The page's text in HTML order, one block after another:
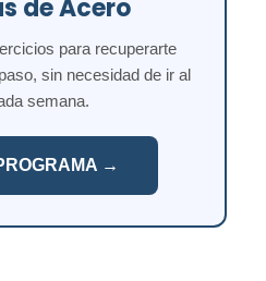
de Acero
para recuperarte
sin necesidad de ir al
semana.
→